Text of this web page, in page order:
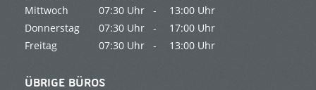
Mittwoch
07:30 Uhr -
13:00 Uhr
Donnerstag
07:30 Uhr -
17:00 Uhr
Freitag
07:30 Uhr - 13:00 Uhr
ÜBRIGE BÜROS